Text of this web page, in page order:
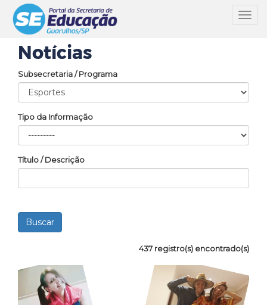
Notícias
Subsecretaria / Programa
Tipo da Informação
Título / Descrição
437 registro(s) encontrado(s)